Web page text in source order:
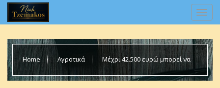
Home Αγροτικά Μέχρι 42.500 ευρώ μπορεί να